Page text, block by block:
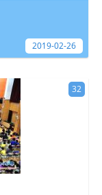
2019-02-26
32